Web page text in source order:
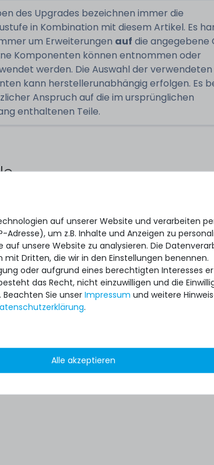
des Upgrades bezeichnen immer die
in Kombination mit diesem Artikel. Es
um Erweiterungen auf die angegebene
Komponenten können entnommen oder
werden. Die Auswahl der verwendeten
kann herstellerunabhängig erfolgen. Es
Anspruch auf die im ursprünglichen
enthaltenen Teile.
auf unserer Website und verarbeiten
Adresse), um z.B. Inhalte und Anzeigen zu
unsere Website zu analysieren. Die
Dritten, die wir in den Einstellungen benennen.
oder aufgrund eines berechtigten Interesses
das Recht, nicht einzuwilligen und die
Sie unser Impressum und weitere
.
Alle akzeptieren